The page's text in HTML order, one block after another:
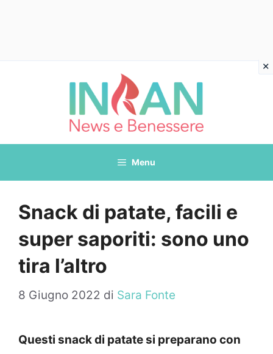
Menu
Snack di patate, facili e
super saporiti: sono uno
tira l’altro
8 Giugno 2022 di Sara Fonte
Questi snack di patate si preparano con